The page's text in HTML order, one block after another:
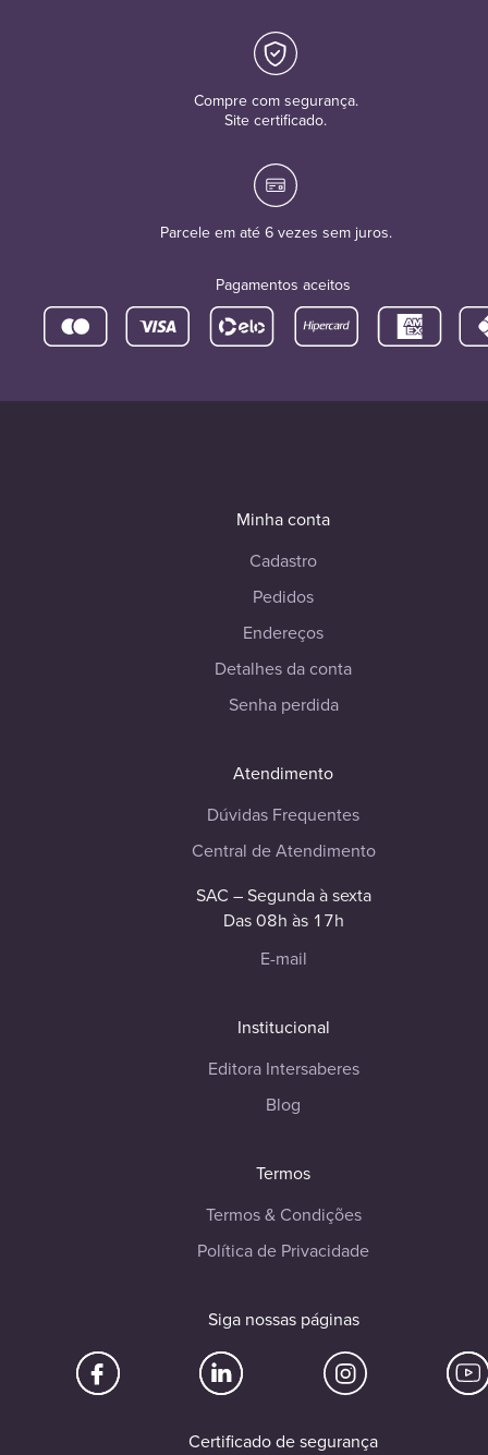
Compre com segurança.
Site certificado.
Parcele em até 6 vezes sem juros.
Pagamentos aceitos
Minha conta
Cadastro
Pedidos
Endereços
Detalhes da conta
Senha perdida
Atendimento
Dúvidas Frequentes
Central de Atendimento
SAC – Segunda à sexta
Das 08h às 17h
E-mail
Institucional
Editora Intersaberes
Blog
Termos
Termos & Condições
Política de Privacidade
Siga nossas páginas
Certificado de segurança